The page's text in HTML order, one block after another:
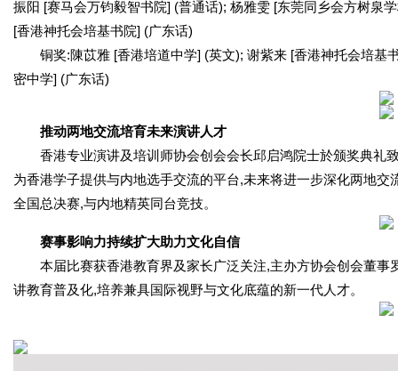
振阳 [赛马会万钧毅智书院] (普通话); 杨雅雯 [东莞同乡会方树泉
[香港神托会培基书院] (广东话)
铜奖:陳苡雅 [香港培道中学] (英文); 谢紫来 [香港神托会培基
密中学] (广东话)
推动两地交流培育未来演讲人才
香港专业演讲及培训师协会创会会长邱启鸿院士於颁奖典礼
为香港学子提供与内地选手交流的平台,未来将进一步深化两地
全国总决赛,与内地精英同台竞技。
赛事影响力持续扩大助力文化自信
本届比赛获香港教育界及家长广泛关注,主办方协会创会董
讲教育普及化,培养兼具国际视野与文化底蕴的新一代人才。